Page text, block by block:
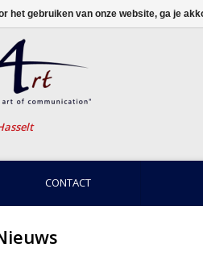
CONTACT
het gebruiken van onze website, ga je